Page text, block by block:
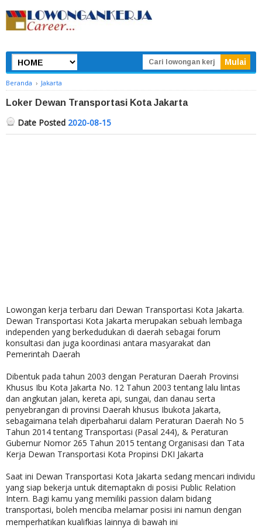
Beranda › Jakarta
Loker Dewan Transportasi Kota Jakarta
Date Posted 2020-08-15
Lowongan kerja terbaru dari Dewan Transportasi Kota Jakarta.
Dewan Transportasi Kota Jakarta merupakan sebuah lembaga
independen yang berkedudukan di daerah sebagai forum
konsultasi dan juga koordinasi antara masyarakat dan
Pemerintah Daerah
Dibentuk pada tahun 2003 dengan Peraturan Daerah Provinsi
Khusus Ibu Kota Jakarta No. 12 Tahun 2003 tentang lalu lintas
dan angkutan jalan, kereta api, sungai, dan danau serta
penyebrangan di provinsi Daerah khusus Ibukota Jakarta,
sebagaimana telah diperbaharui dalam Peraturan Daerah No 5
Tahun 2014 tentang Transportasi (Pasal 244), & Peraturan
Gubernur Nomor 265 Tahun 2015 tentang Organisasi dan Tata
Kerja Dewan Transportasi Kota Propinsi DKI Jakarta
Saat ini Dewan Transportasi Kota Jakarta sedang mencari individu
yang siap bekerja untuk ditemaptakn di posisi Public Relation
Intern. Bagi kamu yang memiliki passion dalam bidang
transportasi, boleh menciba melamar posisi ini namun dengan
memperhatikan kualifkias lainnya di bawah ini